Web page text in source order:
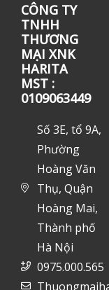
CÔNG TY
TNHH
THƯƠNG
MẠI XNK
HARITA
MST :
0109063449
Số 3E, tổ 9A,
Phường
Hoàng Văn
Thụ, Quận
Hoàng Mai,
Thành phố
Hà Nội
0975.000.565